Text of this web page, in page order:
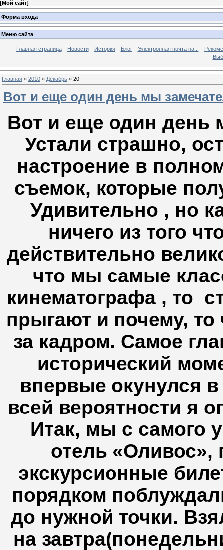
[Мой сайт]
Форма входа
Меню сайта
Главная страница Новости История Блог Электронная почта на...
Главная » 2010 » Декабрь » 20
Вот и еще один день мы
Вот и еще один день
Устали страшно,
настроение в
съемок, которые
Удивительно , но
ничего из того
действительно
что мы самые
кинематографа , то
прыгают и почему, то
за кадром. Самое
исторический
впервые окунулся
всей вероятности я
Итак, мы с самого
отель «Оливос»,
экскурсионные
порядком
до нужной точки.
на